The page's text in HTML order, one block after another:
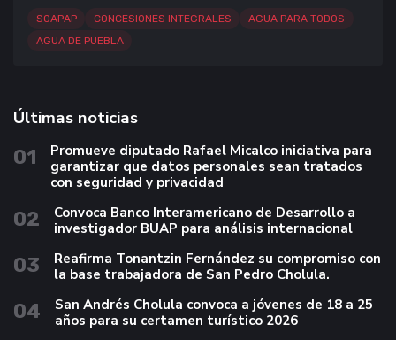
SOAPAP CONCESIONES INTEGRALES
AGUA PARA TODOS
AGUA DE PUEBLA
Últimas noticias
01
Promueve diputado Rafael Micalco iniciativa para
garantizar que datos personales sean tratados
con seguridad y privacidad
02
Convoca Banco Interamericano de Desarrollo a
investigador BUAP para análisis internacional
03
Reafirma Tonantzin Fernández su compromiso con
la base trabajadora de San Pedro Cholula.
04
San Andrés Cholula convoca a jóvenes de 18 a 25
años para su certamen turístico 2026